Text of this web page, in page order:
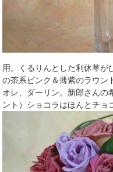
用。くるりんとした利休草が
の茶系ピンク＆薄紫のラウン
オレ、ダーリン。新郎さんの
ント）ショコラはほんとチョ